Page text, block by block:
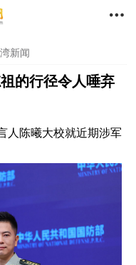

新闻
的行径令人唾弃
人陈曦大校就近期涉军